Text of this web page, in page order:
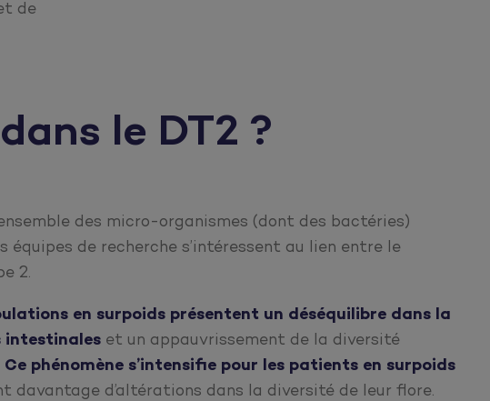
de
le DT2 ?
des micro-organismes (dont des bactéries)
équipes de recherche s’intéressent au lien entre le
2.
en surpoids présentent un déséquilibre dans la
intestinales et un appauvrissement de la diversité
Ce phénomène s’intensifie pour les patients en surpoids
davantage d’altérations dans la diversité de leur flore.